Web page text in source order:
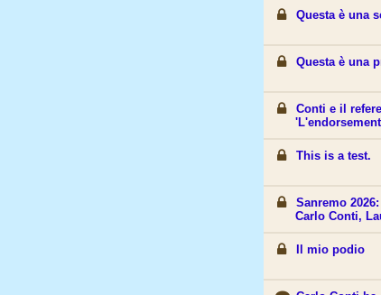
Questa è una
Questa è una
Conti e il
This is a test.
Sanremo
Carlo Conti,
Il mio podio